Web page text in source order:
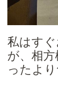
私はす
が、相
ったよ